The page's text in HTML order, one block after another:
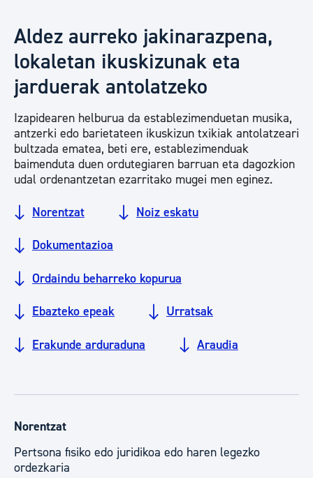
Aldez aurreko jakinarazpena,
lokaletan ikuskizunak eta
jarduerak antolatzeko
Izapidearen helburua da establezimenduetan musika,
antzerki edo barietateen ikuskizun txikiak antolatzeari
bultzada ematea, beti ere, establezimenduak
baimenduta duen ordutegiaren barruan eta dagozkion
udal ordenantzetan ezarritako mugei men eginez.
Norentzat Noiz eskatu
Dokumentazioa
Ordaindu beharreko kopurua
Ebazteko epeak Urratsak
Erakunde arduraduna Araudia
Norentzat
Pertsona fisiko edo juridikoa edo haren legezko
ordezkaria